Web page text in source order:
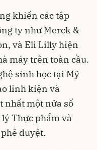
khiến các tập
ty như Merck &
và Eli Lilly hiện
máy trên toàn cầu.
sinh học tại Mỹ
linh kiện và
nhất một nửa số
Thực phẩm và
duyệt.